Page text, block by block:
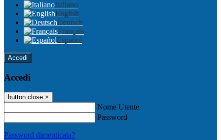
Italiano
English
Deutsch
Français
Español
Accedi
Accedi
button close ×
Nome Utente
Password
Password dimenticata?